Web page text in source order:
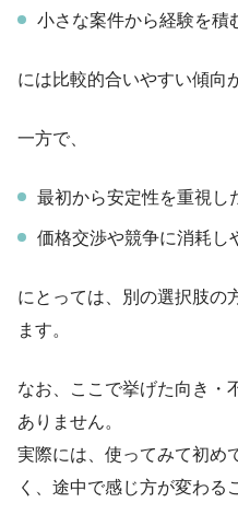
小さな案件から経験を積
には比較的合いやすい傾向
一方で、
最初から安定性を重視し
価格交渉や競争に消耗し
にとっては、別の選択肢の
ます。
なお、ここで挙げた向き・
ありません。
実際には、使ってみて初め
く、途中で感じ方が変わる